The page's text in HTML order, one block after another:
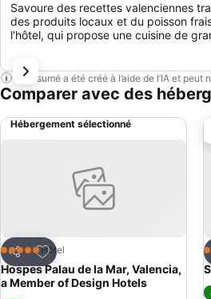
Savoure des recettes valenciennes
des produits locaux et du poisson
l'hôtel, qui propose une cuisine de
Ce résumé a été créé à l’aide de l’IA et
Comparer avec des
Hébergement sélectionné
Partager
Ajouter à mes favoris
5 Étoiles Hôtel
Hospes Palau de la Mar, Valencia,
a Member of Design Hotels
4